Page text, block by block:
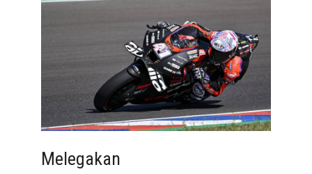
Melegakan